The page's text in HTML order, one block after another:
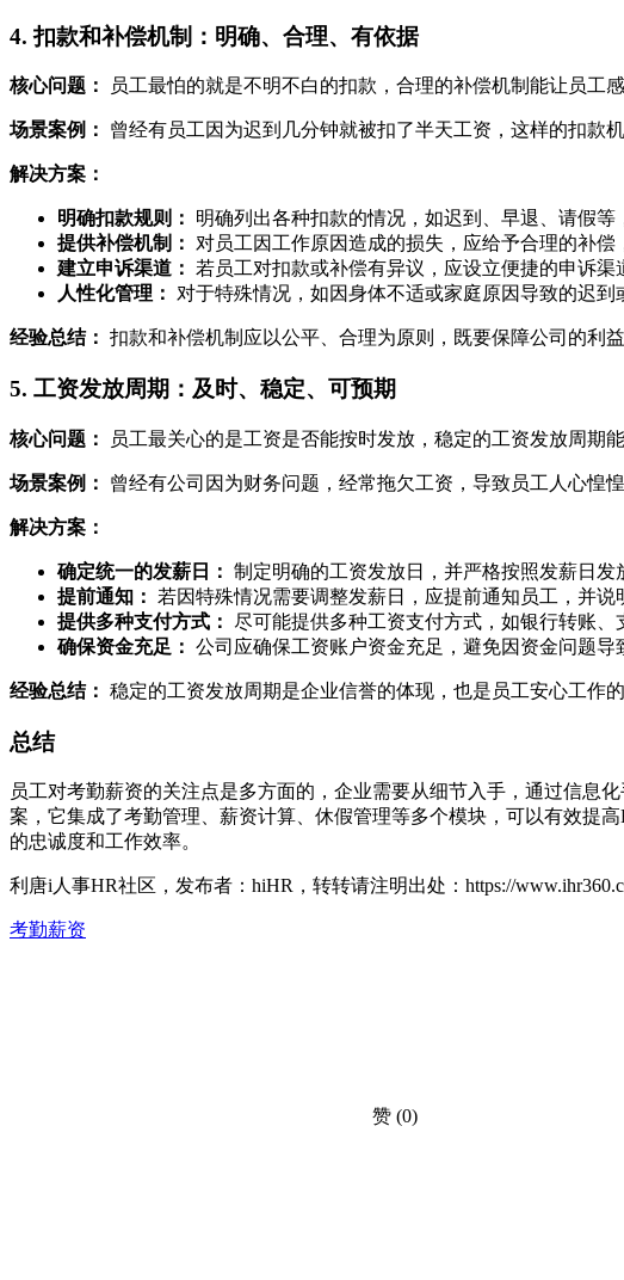
4. 扣款和补偿机制：明确、合理、有依据
核心问题： 员工最怕的就是不明不白的扣款，合理的补偿机制能让员工
场景案例： 曾经有员工因为迟到几分钟就被扣了半天工资，这样的扣款
解决方案：
明确扣款规则：
明确列出各种扣款的情况，如迟到、早退、请假等
提供补偿机制：
对员工因工作原因造成的损失，应给予合理的补偿
建立申诉渠道：
若员工对扣款或补偿有异议，应设立便捷的申诉渠
人性化管理：
对于特殊情况，如因身体不适或家庭原因导致的迟到
经验总结： 扣款和补偿机制应以公平、合理为原则，既要保障公司的利
5. 工资发放周期：及时、稳定、可预期
核心问题： 员工最关心的是工资是否能按时发放，稳定的工资发放周期能
场景案例： 曾经有公司因为财务问题，经常拖欠工资，导致员工人心惶
解决方案：
确定统一的发薪日： 制定明确的工资发放日，并严格按照发薪日发
提前通知：
若因特殊情况需要调整发薪日，应提前通知员工，并说
提供多种支付方式： 尽可能提供多种工资支付方式，如银行转账、
确保资金充足： 公司应确保工资账户资金充足，避免因资金问题导
经验总结： 稳定的工资发放周期是企业信誉的体现，也是员工安心工作的
总结
员工对考勤薪资的关注点是多方面的，企业需要从细节入手，通过信息
案，它集成了考勤管理、薪资计算、休假管理等多个模块，可以有效提
的忠诚度和工作效率。
利唐i人事HR社区，发布者：hiHR，转转请注明出处： https://
考勤薪资
赞 (0)